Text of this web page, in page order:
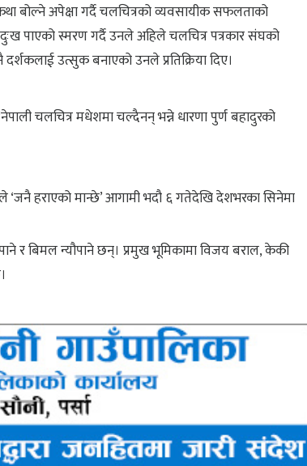
बोल्ने अपेक्षा गर्दै चलचित्रको व्यवसायीक सफलताको
पाएको स्मरण गर्दै उनले अहिले चलचित्र पत्रकार संघको
उत्सुक बनाएको उनले प्रतिक्रिया दिए।
चलचित्र मधेशमा चल्दैनन् भन्ने धारणा पुर्ण बहादुरको
‘जनै हराएको मान्छे’ आगामी भदौ ६ गतेदेखि देशभरका सिनेमा
र बिमल न्यौपाने छन्। प्रमुख भूमिकामा विजय बराल, केकी